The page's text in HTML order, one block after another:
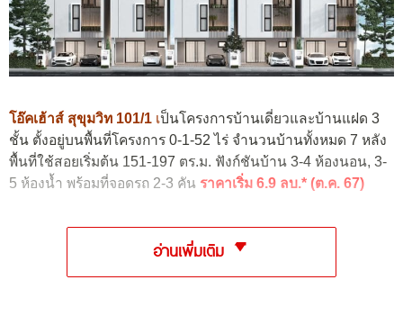
โอ๊คเฮ้าส์ สุขุมวิท 101/1 เป็นโครงการบ้านเดี่ยวและบ้านแฝด 3
ชั้น ตั้งอยู่บนพื้นที่โครงการ 0-1-52 ไร่ จำนวนบ้านทั้งหมด 7 หลัง
พื้นที่ใช้สอยเริ่มต้น 151-197 ตร.ม. ฟังก์ชันบ้าน 3-4 ห้องนอน, 3-
5 ห้องน้ำ พร้อมที่จอดรถ 2-3 คัน ราคาเริ่ม 6.9 ลบ.* (ต.ค. 67)
อ่านเพิ่มเติม